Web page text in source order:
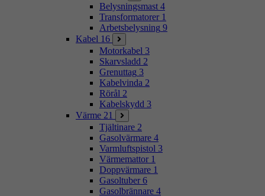
Belysningsmast 4
Transformatorer 1
Arbetsbelysning 9
Kabel 16
Motorkabel 3
Skarvsladd 2
Grenuttag 3
Kabelvinda 2
Rörål 2
Kabelskydd 3
Värme 21
Tjältinare 2
Gasolvärmare 4
Varmluftspistol 3
Värmemattor 1
Doppvärmare 1
Gasoltuber 6
Gasolbrännare 4